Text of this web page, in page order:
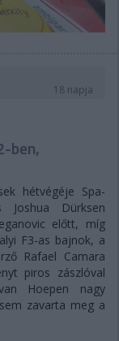
18 napja
ben,
hétvégéje Spa-
Joshua Dürksen
előtt, míg
F3-as bajnok, a
Rafael Camara
piros zászlóval
Hoepen nagy
zavarta meg a